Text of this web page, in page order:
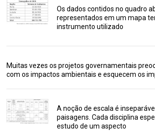
Os dados contidos no quadro
representados em um mapa
instrumento utilizado
Muitas vezes os projetos governamentais
com os impactos ambientais e esquecem os
A noção de escala é
paisagens. Cada disciplina
estudo de um aspecto